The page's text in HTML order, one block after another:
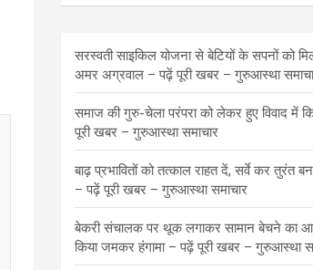
सरस्वती साइकिल योजना से बेटियों के सपनों को
अमर अग्रवाल – पढ़ें पूरी खबर – गुरुआस्था
समाज की गुरु-चेला परंपरा को लेकर हुए विवाद में
पूरी खबर – गुरुआस्था समाचार
बाढ़ प्रभावितों को तत्काल राहत दें, सर्वे कर तुरंत
– पढ़ें पूरी खबर – गुरुआस्था समाचार
बेकरी संचालक पर थूक लगाकर सामान बेचने का
किया जमकर हंगामा – पढ़ें पूरी खबर – गुरुआस्था